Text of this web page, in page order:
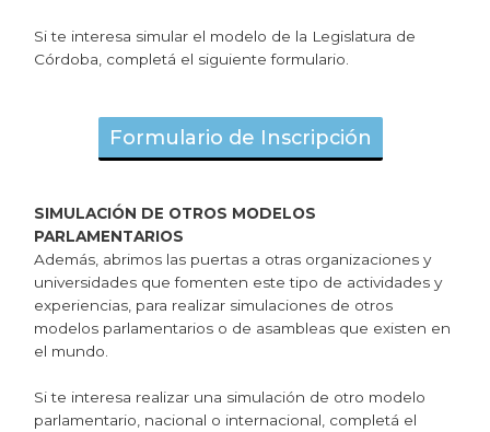
Si te interesa simular el modelo de la Legislatura de
Córdoba, completá el siguiente formulario.
Formulario de Inscripción
SIMULACIÓN DE OTROS MODELOS
PARLAMENTARIOS
Además, abrimos las puertas a otras organizaciones y
universidades que fomenten este tipo de actividades y
experiencias, para realizar simulaciones de otros
modelos parlamentarios o de asambleas que existen en
el mundo.
Si te interesa realizar una simulación de otro modelo
parlamentario, nacional o internacional, completá el